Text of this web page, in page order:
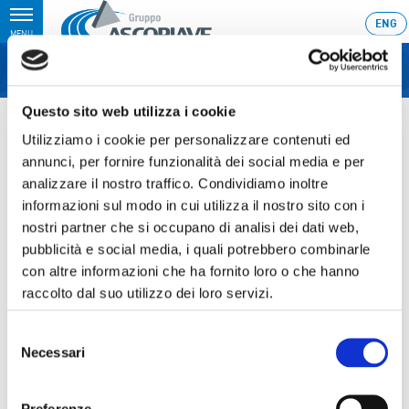
Questo sito web utilizza i cookie
Utilizziamo i cookie per personalizzare contenuti ed
annunci, per fornire funzionalità dei social media e per
analizzare il nostro traffico. Condividiamo inoltre
informazioni sul modo in cui utilizza il nostro sito con i
nostri partner che si occupano di analisi dei dati web,
pubblicità e social media, i quali potrebbero combinarle
con altre informazioni che ha fornito loro o che hanno
raccolto dal suo utilizzo dei loro servizi.
delNecessari
Toggle
navigation
MENU
ENG
Home›Resoconto intermedio di gestione al 30 settembre 2015
Ultimo aggiornamento: 10/11/2015 7:36
10.11.2015
RESOCONTO INTERMEDIO DI
GESTIONE AL 30 SETTEMBRE
2015